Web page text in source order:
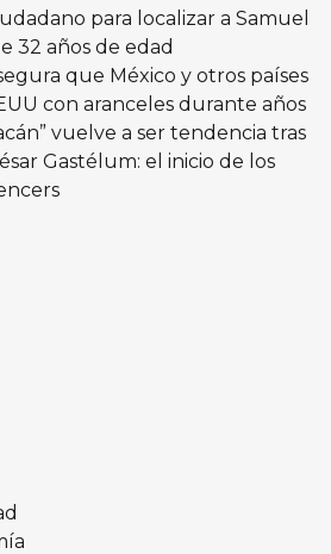
para localizar a Samuel
32 años de edad
que México y otros países
con aranceles durante años
vuelve a ser tendencia tras
Gastélum: el inicio de los